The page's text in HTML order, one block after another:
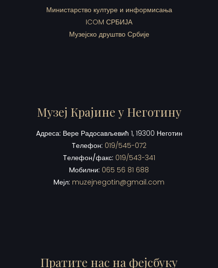
Министарство културе и информисања
ICOM СРБИЈА
Музејско друштво Србије
Музеј Крајине у Неготину
Aдреса: Вере Радосављевић 1, 19300 Неготин
Tелефон: 019/545-072
Tелефон/факс: 019/543-341
Mобилни: 065 56 81 688
Mејл: muzejnegotin@gmail.com
Пратите нас на фејсбуку